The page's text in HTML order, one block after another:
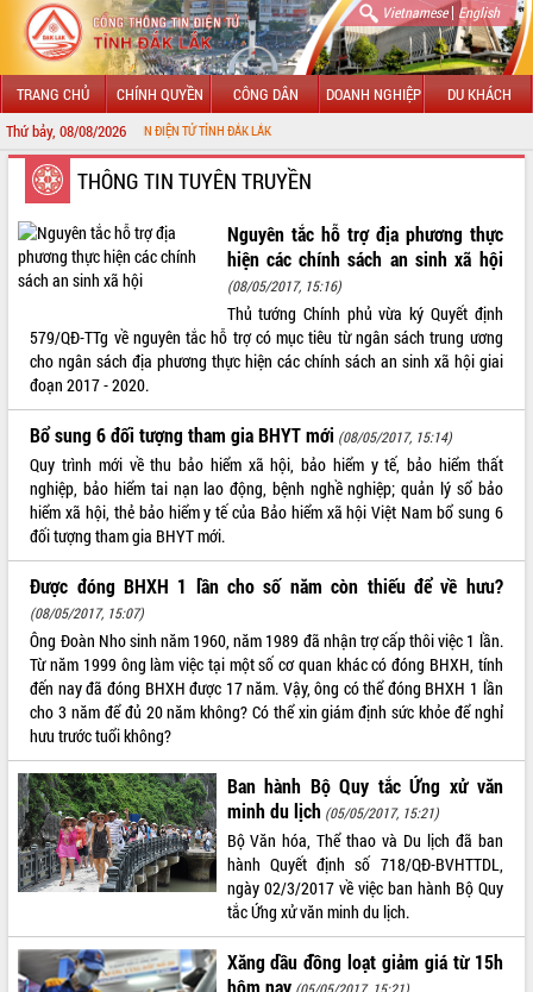
Vietnamese| English
TRANG CHỦ CHÍNH QUYỀN CÔNG DÂN DOANH NGHIỆP DU KHÁCH
Thứ bảy, 08/08/2026
THÔNG TIN ĐIỆN TỬ TỈNH ĐẮK LẮK
GIỚI THIỆU
LÃNH ĐẠO UBND TỈNH
TIN TỨC SỰ KIỆN
UBND CÁC XÃ, PHƯỜNG
HỆ THỐNG VĂN BẢN
VĂN BẢN HĐND TỈNH
ĐIỂM TIN VĂN BẢN
QUY HOẠCH - KẾ HOẠCH
THÔNG TIN TUYÊN TRUYỀN
Nguyên tắc hỗ trợ địa phương thực
hiện các chính sách an sinh xã hội
(08/05/2017, 15:16)
Thủ tướng Chính phủ vừa ký Quyết định
579/QĐ-TTg về nguyên tắc hỗ trợ có mục tiêu từ ngân sách trung ương
cho ngân sách địa phương thực hiện các chính sách an sinh xã hội giai
đoạn 2017 - 2020.
Bổ sung 6 đối tượng tham gia BHYT mới (08/05/2017, 15:14)
Quy trình mới về thu bảo hiểm xã hội, bảo hiểm y tế, bảo hiểm thất
nghiệp, bảo hiểm tai nạn lao động, bệnh nghề nghiệp; quản lý sổ bảo
hiểm xã hội, thẻ bảo hiểm y tế của Bảo hiểm xã hội Việt Nam bổ sung 6
đối tượng tham gia BHYT mới.
Được đóng BHXH 1 lần cho số năm còn thiếu để về hưu?
(08/05/2017, 15:07)
Ông Đoàn Nho sinh năm 1960, năm 1989 đã nhận trợ cấp thôi việc 1 lần.
Từ năm 1999 ông làm việc tại một số cơ quan khác có đóng BHXH, tính
đến nay đã đóng BHXH được 17 năm. Vậy, ông có thể đóng BHXH 1 lần
cho 3 năm để đủ 20 năm không? Có thể xin giám định sức khỏe để nghỉ
hưu trước tuổi không?
Ban hành Bộ Quy tắc Ứng xử văn
minh du lịch (05/05/2017, 15:21)
Bộ Văn hóa, Thể thao và Du lịch đã ban
hành Quyết định số 718/QĐ-BVHTTDL,
ngày 02/3/2017 về việc ban hành Bộ Quy
tắc Ứng xử văn minh du lịch.
Xăng dầu đồng loạt giảm giá từ 15h
hôm nay (05/05/2017, 15:21)